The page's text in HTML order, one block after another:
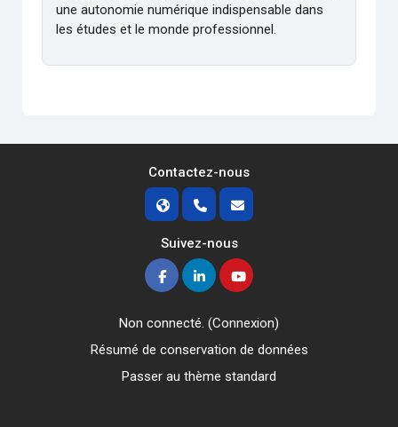
une autonomie numérique indispensable dans
les études et le monde professionnel.
Contactez-nous
Suivez-nous
Non connecté. (Connexion)
Résumé de conservation de données
Passer au thème standard